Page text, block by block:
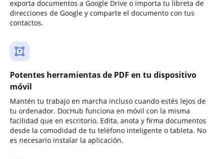
exporta documentos a Google Drive o importa tu libreta de
direcciones de Google y comparte el documento con tus
contactos.
Potentes herramientas de PDF en tu dispositivo
móvil
Mantén tu trabajo en marcha incluso cuando estés lejos de
tu ordenador. DocHub funciona en móvil con la misma
facilidad que en escritorio. Edita, anota y firma documentos
desde la comodidad de tu teléfono inteligente o tableta. No
es necesario instalar la aplicación.